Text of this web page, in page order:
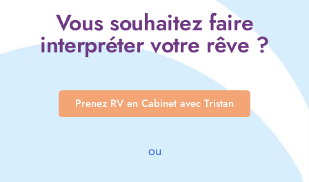
Vous souhaitez faire
interpréter votre rêve ?
Prenez RV en Cabinet avec Tristan
ou